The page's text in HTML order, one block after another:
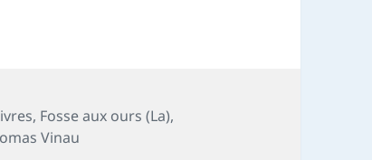
, Fosse aux ours (La),
Vinau